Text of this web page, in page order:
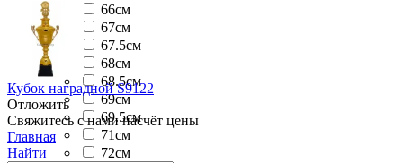
66см
67см
67.5см
68см
68.5см
69см
69.5см
71см
72см
Кубок наградной S9122
Отложить
Свяжитесь с нами насчёт цены
Главная
Найти